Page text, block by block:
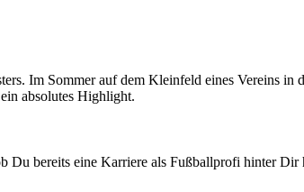
Im Som­mer auf dem Klein­feld eines Ver­eins
abso­lu­tes Highlight.
Du bereits eine Kar­rie­re als Fuß­ball­pro­fi hin­ter